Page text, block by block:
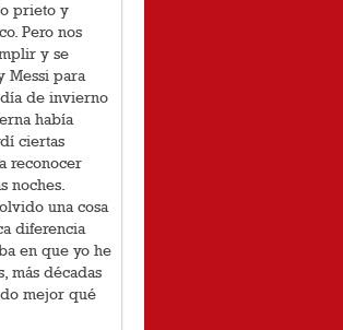
prieto y
Pero nos
y se
Messi para
día de invierno
había
ciertas
reconocer
noches.
una cosa
diferencia
en que yo he
más décadas
mejor qué